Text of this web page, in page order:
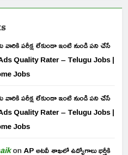
వారికి పరీక్ష లేకుండా ఇంటి నుండి పని చేసే
Quality Rater – Telugu Jobs |
Jobs
వారికి పరీక్ష లేకుండా ఇంటి నుండి పని చేసే
Quality Rater – Telugu Jobs |
Jobs
onAP అటవీ శాఖలో ఉద్యోగాలు భర్తీకి